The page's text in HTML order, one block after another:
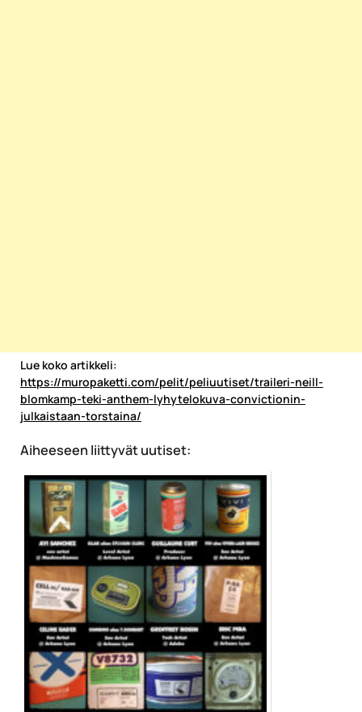
Lue koko artikkeli:
https://muropaketti.com/pelit/peliuutiset/traileri-neill-
blomkamp-teki-anthem-lyhytelokuva-convictionin-
julkaistaan-torstaina/
Aiheeseen liittyvät uutiset: